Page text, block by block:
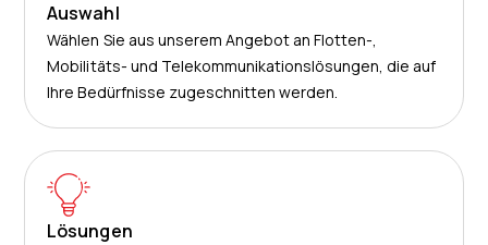
Auswahl
Wählen Sie aus unserem Angebot an Flotten-,
Mobilitäts- und Telekommunikationslösungen, die auf
Ihre Bedürfnisse zugeschnitten werden.
Lösungen